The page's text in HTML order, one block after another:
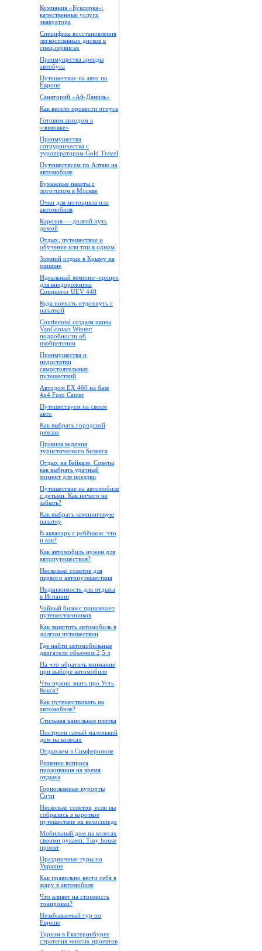
Компания «Буксирка»:
качественные услуги
эвакуатора
Специфика восстановления
легкосплавных дисков в
спец.сервисах
Преимущества аренды
автобуса
Путешествие на авто по
Европе
Санаторий «Ай-Даниль»
Как весело провести отпуск
Готовим автодом к
«зимовке»
Преимущества
сотрудничества с
туроператором Gold Travel
Путешествуем по Алтаю на
автомобиле
Бумажные пакеты с
логотипом в Москве
Очки для мотоцикла или
автомобиля
Карелия — долгий путь
домой
Отдых, путешествие и
обучение или три в одном
Зимний отдых в Крыму на
машине
Идеальный кемпинг-прицеп
для внедорожника
Conqueror UEV 440
Куда поехать отдохнуть с
палаткой
Continental создала шины
VanContact Winter:
подробности об
изобретении
Преимущества и
недостатки
самостоятельных
путешествий
Автодом EX 460 на базе
4x4 Fuso Canter
Путешествуем на своем
авто
Как выбрать городской
рюкзак
Правила ведения
туристического бизнеса
Отдых на Байкале. Советы
как выбрать удачный
момент для поездки
Путешествие на автомобиле
с детьми. Как ничего не
забыть?
Как выбрать кемпинговую
палатку
В аквапарк с ребёнком: что
и как?
Как автомобиль нужен для
автопутешествия?
Несколько советов для
первого автопутешествия
Недвижимость для отдыха
в Испании
Чайный бизнес привлекает
путешественников
Как защитить автомобиль в
долгом путешествии
Где найти автомобильные
двигатели объемом 2,5 л
На что обратить внимание
при выборе автомобиля
Что нужно знать про Усть
Кокса?
Как путешествовать на
автомобиле?
Стильная напольная плитка
Построен самый маленький
дом на колесах
Отдыхаем в Симферополе
Решение вопроса
проживания на время
отдыха
Горнолыжные курорты
Сочи
Несколько советов, если вы
собрались в короткое
путешествие на велосипеде
Мобильный дом на колесах
своими руками: Tiny house
проект
Праздничные туры по
Украине
Как правильно вести себя в
жару в автомобиле
Что влияет на стоимость
тонировки?
Незабываемый тур по
Европе
Туризм в Екатеринбурге
стратегия многих проектов